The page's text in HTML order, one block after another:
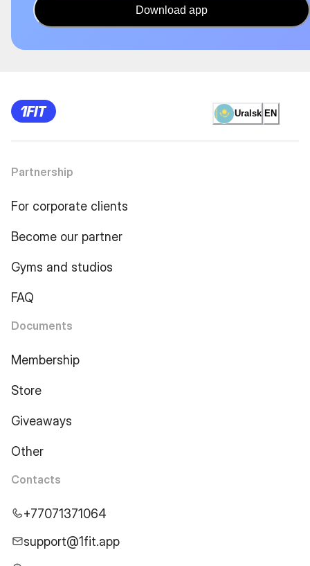
Download app
Uralsk EN
Partnership
For corporate clients
Become our partner
Gyms and studios
FAQ
Documents
Membership
Store
Giveaways
Other
Contacts
+77071371064
support@1fit.app